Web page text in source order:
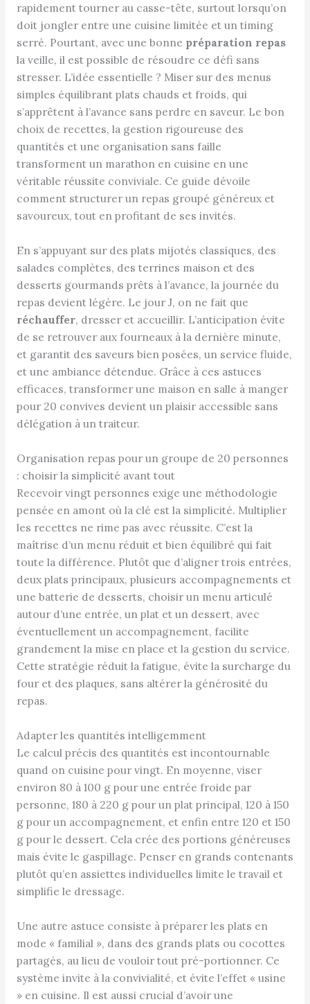
rapidement tourner au casse-tête, surtout lorsqu’on
doit jongler entre une cuisine limitée et un timing
serré. Pourtant, avec une bonne préparation repas
la veille, il est possible de résoudre ce défi sans
stresser. L’idée essentielle ? Miser sur des menus
simples équilibrant plats chauds et froids, qui
s’apprêtent à l’avance sans perdre en saveur. Le bon
choix de recettes, la gestion rigoureuse des
quantités et une organisation sans faille
transforment un marathon en cuisine en une
véritable réussite conviviale. Ce guide dévoile
comment structurer un repas groupé généreux et
savoureux, tout en profitant de ses invités.
En s’appuyant sur des plats mijotés classiques, des
salades complètes, des terrines maison et des
desserts gourmands prêts à l’avance, la journée du
repas devient légère. Le jour J, on ne fait que
réchauffer, dresser et accueillir. L’anticipation évite
de se retrouver aux fourneaux à la dernière minute,
et garantit des saveurs bien posées, un service fluide,
et une ambiance détendue. Grâce à ces astuces
efficaces, transformer une maison en salle à manger
pour 20 convives devient un plaisir accessible sans
délégation à un traiteur.
Organisation repas pour un groupe de 20 personnes
: choisir la simplicité avant tout
Recevoir vingt personnes exige une méthodologie
pensée en amont où la clé est la simplicité. Multiplier
les recettes ne rime pas avec réussite. C’est la
maîtrise d’un menu réduit et bien équilibré qui fait
toute la différence. Plutôt que d’aligner trois entrées,
deux plats principaux, plusieurs accompagnements et
une batterie de desserts, choisir un menu articulé
autour d’une entrée, un plat et un dessert, avec
éventuellement un accompagnement, facilite
grandement la mise en place et la gestion du service.
Cette stratégie réduit la fatigue, évite la surcharge du
four et des plaques, sans altérer la générosité du
repas.
Adapter les quantités intelligemment
Le calcul précis des quantités est incontournable
quand on cuisine pour vingt. En moyenne, viser
environ 80 à 100 g pour une entrée froide par
personne, 180 à 220 g pour un plat principal, 120 à 150
g pour un accompagnement, et enfin entre 120 et 150
g pour le dessert. Cela crée des portions généreuses
mais évite le gaspillage. Penser en grands contenants
plutôt qu’en assiettes individuelles limite le travail et
simplifie le dressage.
Une autre astuce consiste à préparer les plats en
mode « familial », dans des grands plats ou cocottes
partagés, au lieu de vouloir tout pré-portionner. Ce
système invite à la convivialité, et évite l’effet « usine
» en cuisine. Il est aussi crucial d’avoir une